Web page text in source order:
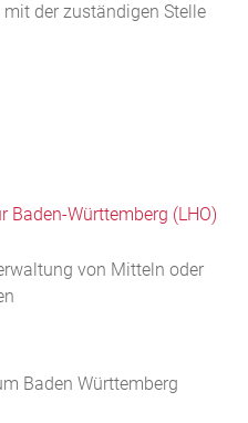
der zuständigen Stelle
Baden-Württemberg (LHO)
von Mitteln oder
Baden Württemberg